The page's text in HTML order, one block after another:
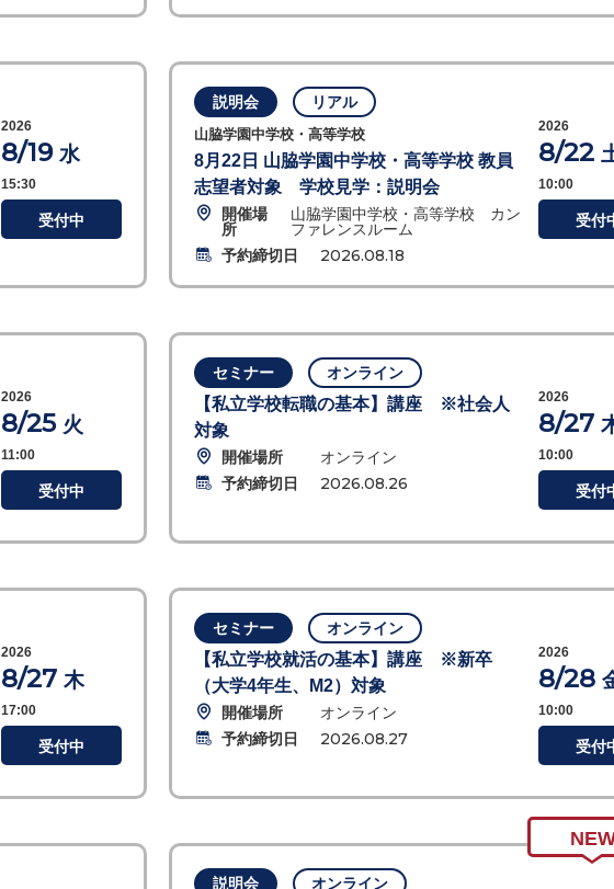
2026
8/19 水
15:30
受付中
説明会 リアル
山脇学園中学校・高等学校
8月22日 山脇学園中学校・高等学校 教員
志望者対象 学校見学：説明会
開催場
所
山脇学園中学校・高等学校 カン
ファレンスルーム
予約締切日
2026.08.18
2026
8/22
10:00
受付
2026
8/25 火
11:00
受付中
セミナー オンライン
【私立学校転職の基本】講座 ※社会人
対象
開催場所
オンライン
予約締切日
2026.08.26
2026
8/27
10:00
受付
2026
8/27 木
17:00
受付中
セミナー オンライン
【私立学校就活の基本】講座 ※新卒
（大学4年生、M2）対象
開催場所
オンライン
予約締切日
2026.08.27
2026
8/28
10:00
受付
説明会 オンライン